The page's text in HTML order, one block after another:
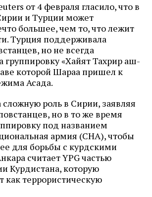
от 4 февраля гласило, что в
и Турции может
большее, чем то, что лежит
Турция поддерживала
но не всегда
группировку «Хайят Тахрир аш-
которой Шараа пришел к
Асада.
сложную роль в Сирии, заявляя
но в то же время
под названием
армия (СНА), чтобы
для борьбы с курдскими
считает YPG частью
Курдистана, которую
как террористическую